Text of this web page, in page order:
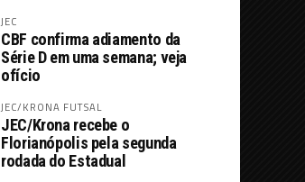
JEC
CBF confirma adiamento da
Série D em uma semana; veja
ofício
JEC/KRONA FUTSAL
JEC/Krona recebe o
Florianópolis pela segunda
rodada do Estadual